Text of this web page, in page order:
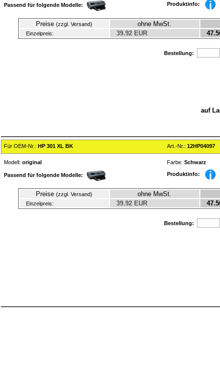
Passend für folgende Modelle: Produktinfo:
Preise (zzgl. Versand) ohne MwSt.
Einzelpreis: 39.92 EUR
Bestellung:
auf
Für OEM-Nr.: HP 301 XL BK Art.-Nr.: 12HP04097
Modell: original Farbe: Schwarz
Passend für folgende Modelle: Produktinfo:
Preise (zzgl. Versand) ohne MwSt.
Einzelpreis: 39.92 EUR
Bestellung: